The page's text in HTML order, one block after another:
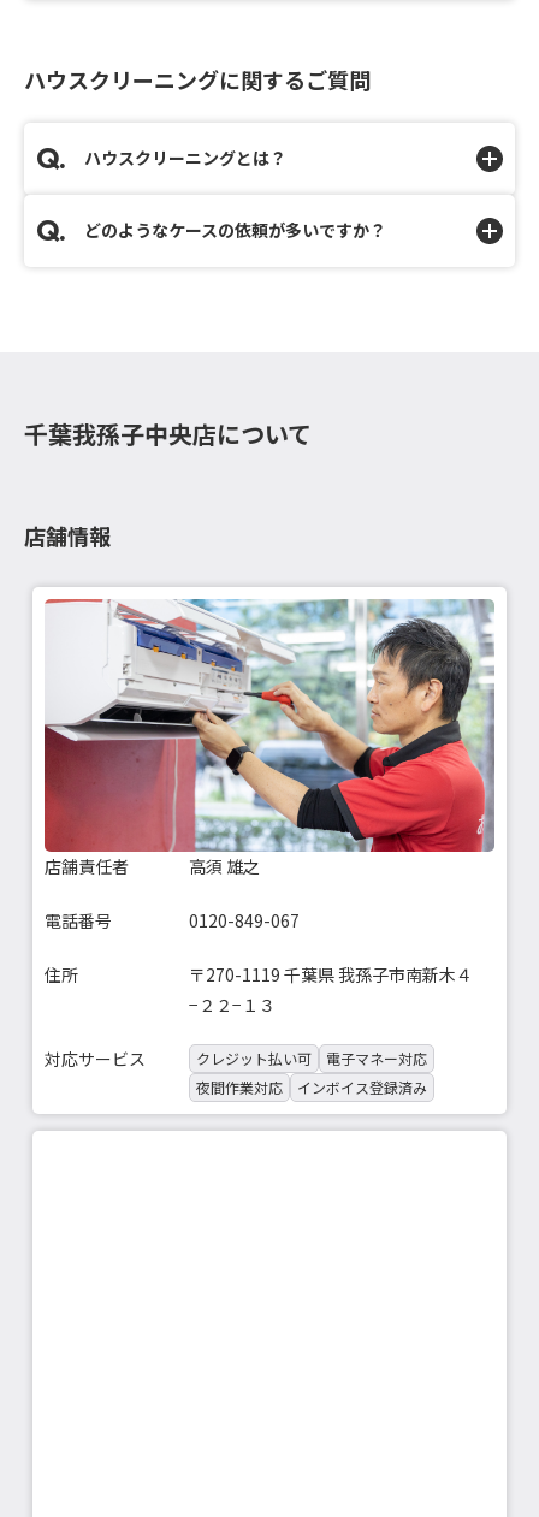
ハウスクリーニングに関するご質問
ハウスクリーニングとは？
どのようなケースの依頼が多いですか？
千葉我孫子中央店について
店舗情報
店舗責任者 高須 雄之
電話番号 0120-849-067
住所
〒270-1119 千葉県 我孫子市南新木４
−２２−１３
対応サービス クレジット払い可
電子マネー対応
夜間作業対応
インボイス登録済み